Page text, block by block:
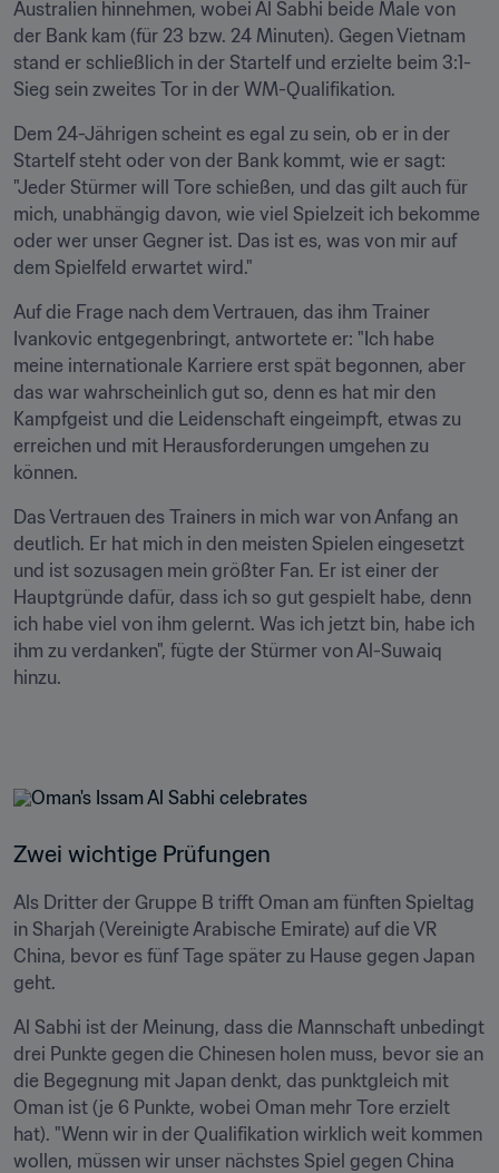
Australien hinnehmen, wobei Al Sabhi beide Male von
der Bank kam (für 23 bzw. 24 Minuten). Gegen Vietnam
stand er schließlich in der Startelf und erzielte beim 3:1-
Sieg sein zweites Tor in der WM-Qualifikation.
Dem 24-Jährigen scheint es egal zu sein, ob er in der
Startelf steht oder von der Bank kommt, wie er sagt:
"Jeder Stürmer will Tore schießen, und das gilt auch für
mich, unabhängig davon, wie viel Spielzeit ich bekomme
oder wer unser Gegner ist. Das ist es, was von mir auf
dem Spielfeld erwartet wird."
Auf die Frage nach dem Vertrauen, das ihm Trainer
Ivankovic entgegenbringt, antwortete er: "Ich habe
meine internationale Karriere erst spät begonnen, aber
das war wahrscheinlich gut so, denn es hat mir den
Kampfgeist und die Leidenschaft eingeimpft, etwas zu
erreichen und mit Herausforderungen umgehen zu
können.
Das Vertrauen des Trainers in mich war von Anfang an
deutlich. Er hat mich in den meisten Spielen eingesetzt
und ist sozusagen mein größter Fan. Er ist einer der
Hauptgründe dafür, dass ich so gut gespielt habe, denn
ich habe viel von ihm gelernt. Was ich jetzt bin, habe ich
ihm zu verdanken", fügte der Stürmer von Al-Suwaiq
hinzu.
Zwei wichtige Prüfungen
Als Dritter der Gruppe B trifft Oman am fünften Spieltag
in Sharjah (Vereinigte Arabische Emirate) auf die VR
China, bevor es fünf Tage später zu Hause gegen Japan
geht.
Al Sabhi ist der Meinung, dass die Mannschaft unbedingt
drei Punkte gegen die Chinesen holen muss, bevor sie an
die Begegnung mit Japan denkt, das punktgleich mit
Oman ist (je 6 Punkte, wobei Oman mehr Tore erzielt
hat). "Wenn wir in der Qualifikation wirklich weit kommen
wollen, müssen wir unser nächstes Spiel gegen China